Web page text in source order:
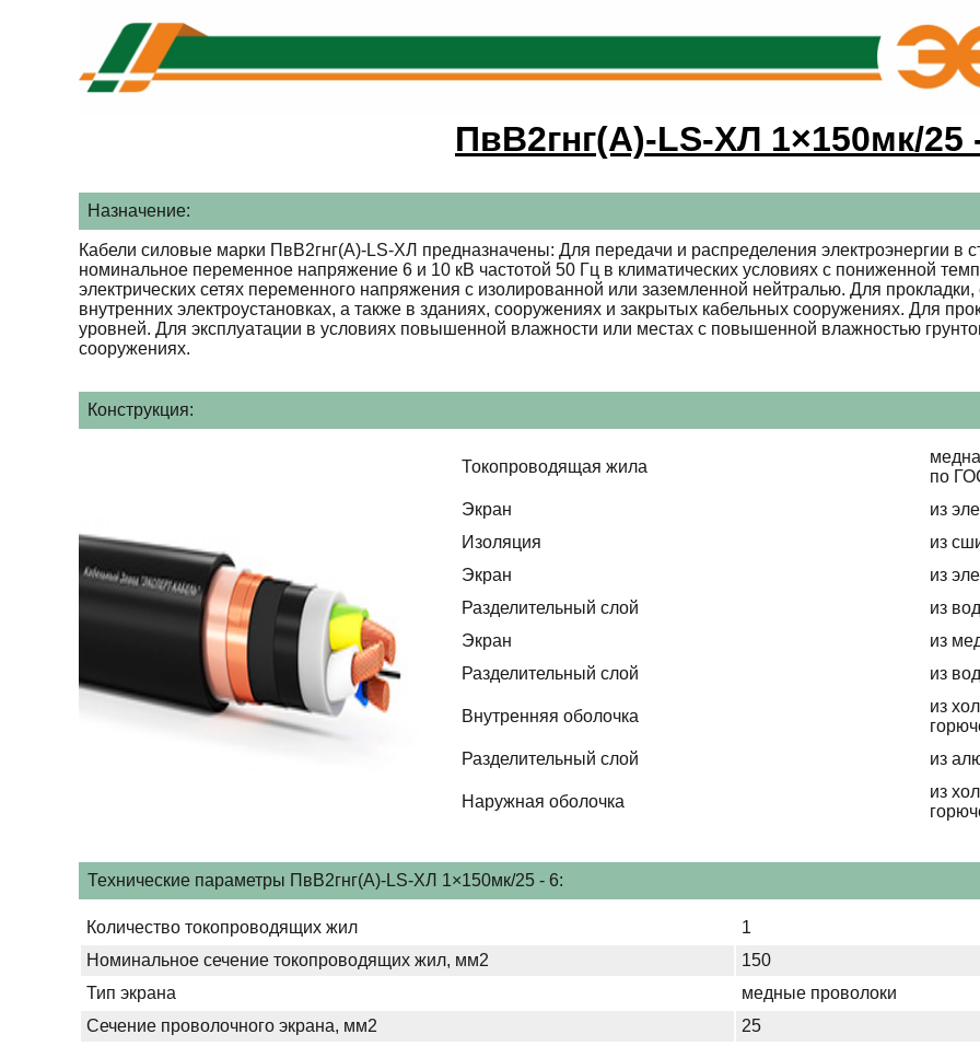
ПвВ2гнг(А)-LS-ХЛ 1×150мк/25
Назначение:
Кабели силовые марки ПвВ2гнг(А)-LS-ХЛ предназначены: Для передачи и распределения электроэнергии в
номинальное переменное напряжение 6 и 10 кВ частотой 50 Гц в климатических условиях с пониженной
электрических сетях переменного напряжения с изолированной или заземленной нейтралью. Для
внутренних электроустановках, а также в зданиях, сооружениях и закрытых кабельных сооружениях. Для
уровней. Для эксплуатации в условиях повышенной влажности или местах с повышенной влажностью
сооружениях.
Конструкция:
Токопроводящая жила
по
Экран
из
Изоляция
из
Экран
из
Разделительный слой
из
Экран
из
Разделительный слой
из
Внутренняя оболочка
из
Разделительный слой
из
Наружная оболочка
из
Технические параметры ПвВ2гнг(А)-LS-ХЛ 1×150мк/25 - 6:
Количество токопроводящих жил
1
Номинальное сечение токопроводящих жил, мм2
150
Тип экрана
медные проволоки
Сечение проволочного экрана, мм2
25